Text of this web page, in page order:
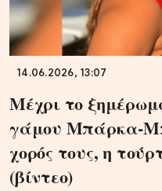
14.06.2026, 13:07
Μέχρι το
γάμου Μπάρκα-
χορός τους, η
(βίντεο)